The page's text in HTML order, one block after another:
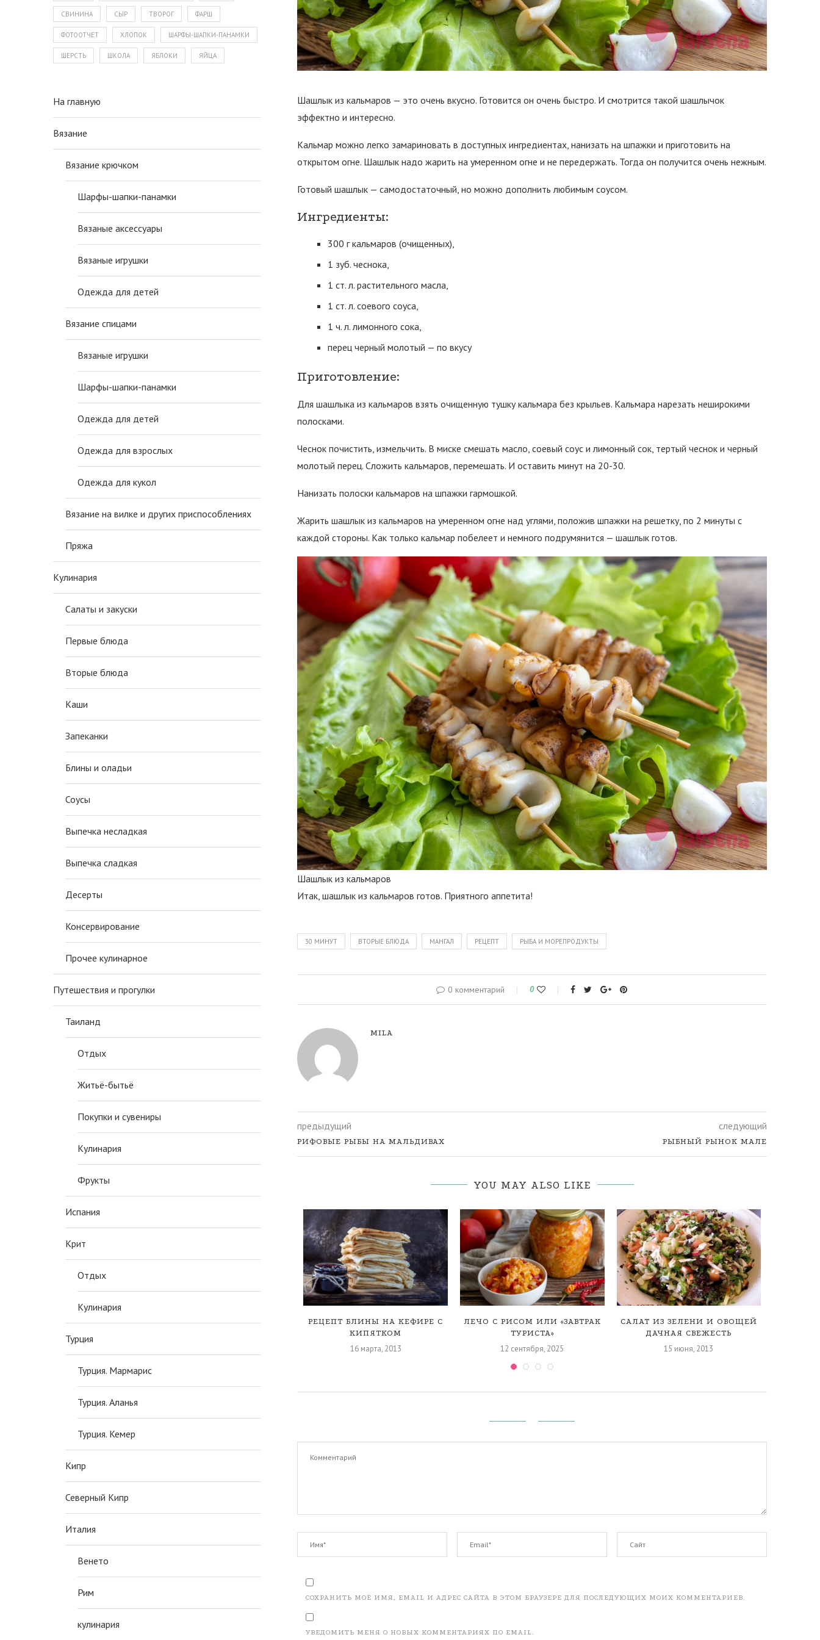
Шашлык из кальмаров — это очень вкусно. Готовится он очень быстро. И смотрится такой шашлычок
эффектно и интересно.
Кальмар можно легко замариновать в доступных ингредиентах, нанизать на шпажки и приготовить на
открытом огне. Шашлык надо жарить на умеренном огне и не передержать. Тогда он получится очень нежным.
Готовый шашлык — самодостаточный, но можно дополнить любимым соусом.
Ингредиенты:
300 г кальмаров (очищенных),
1 зуб. чеснока,
1 ст. л. растительного масла,
1 ст. л. соевого соуса,
1 ч. л. лимонного сока,
перец черный молотый — по вкусу
Приготовление:
Для шашлыка из кальмаров взять очищенную тушку кальмара без крыльев. Кальмара нарезать неширокими
полосками.
Чеснок почистить, измельчить. В миске смешать масло, соевый соус и лимонный сок, тертый чеснок и черный
молотый перец. Сложить кальмаров, перемешать. И оставить минут на 20-30.
Нанизать полоски кальмаров на шпажки гармошкой.
Жарить шашлык из кальмаров на умеренном огне над углями, положив шпажки на решетку, по 2 минуты с
каждой стороны. Как только кальмар побелеет и немного подрумянится — шашлык готов.
Шашлык из кальмаров
Итак, шашлык из кальмаров готов. Приятного аппетита!
30 МИНУТ ВТОРЫЕ БЛЮДА МАНГАЛ РЕЦЕПТ РЫБА И МОРЕПРОДУКТЫ
0 комментарий 0
MILA
предыдущий
РИФОВЫЕ РЫБЫ НА МАЛЬДИВАХ
следующий
РЫБНЫЙ РЫНОК МАЛЕ
YOU MAY ALSO LIKE
КУЧЕРЯВЫЙ МАЛЬЧИК С
КАНАПЕ С СЫРОМ И
РЕЦЕПТ БЛИНЫ НА КЕФИРЕ С
КИПЯТКОМ
16 марта, 2013
ЛЕЧО С РИСОМ ИЛИ «ЗАВТРАК
ТУРИСТА»
12 сентября, 2025
САЛАТ ИЗ ЗЕЛЕНИ И ОВОЩЕЙ
ДАЧНАЯ СВЕЖЕСТЬ
15 июня, 2013
СОХРАНИТЬ МОЁ ИМЯ, EMAIL И АДРЕС САЙТА В ЭТОМ БРАУЗЕРЕ ДЛЯ ПОСЛЕДУЮЩИХ МОИХ КОММЕНТАРИЕВ.
УВЕДОМИТЬ МЕНЯ О НОВЫХ КОММЕНТАРИЯХ ПО EMAIL.
СВИНИНА СЫР ТВОРОГ ФАРШ
ФОТООТЧЕТ ХЛОПОК ШАРФЫ-ШАПКИ-ПАНАМКИ
ШЕРСТЬ ШКОЛА ЯБЛОКИ ЯЙЦА
На главную
Вязание
Вязание крючком
Шарфы-шапки-панамки
Вязаные аксессуары
Вязаные игрушки
Одежда для детей
Вязание спицами
Вязаные игрушки
Шарфы-шапки-панамки
Одежда для детей
Одежда для взрослых
Одежда для кукол
Вязание на вилке и других приспособлениях
Пряжа
Кулинария
Салаты и закуски
Первые блюда
Вторые блюда
Каши
Запеканки
Блины и оладьи
Соусы
Выпечка несладкая
Выпечка сладкая
Десерты
Консервирование
Прочее кулинарное
Путешествия и прогулки
Таиланд
Отдых
Житьё-бытьё
Покупки и сувениры
Кулинария
Фрукты
Испания
Крит
Отдых
Кулинария
Турция
Турция. Мармарис
Турция. Аланья
Турция. Кемер
Кипр
Северный Кипр
Италия
Венето
Рим
кулинария